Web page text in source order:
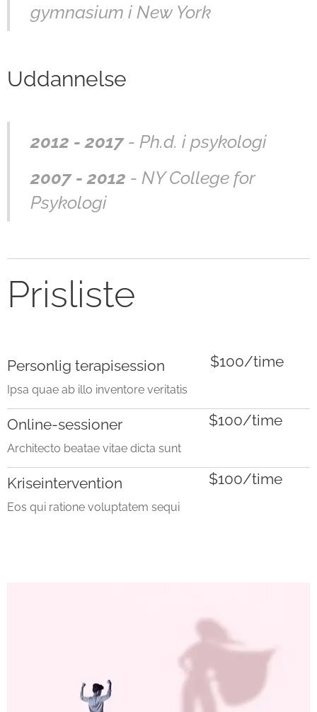
gymnasium i New York
Uddannelse
2012 - 2017- Ph.d. i psykologi
2007 - 2012 - NY College for
Psykologi
Prisliste
Personlig terapisession
Ipsa quae ab illo inventore veritatis
$100/time
Online-sessioner
Architecto beatae vitae dicta sunt
$100/time
Kriseintervention
Eos qui ratione voluptatem sequi
$100/time